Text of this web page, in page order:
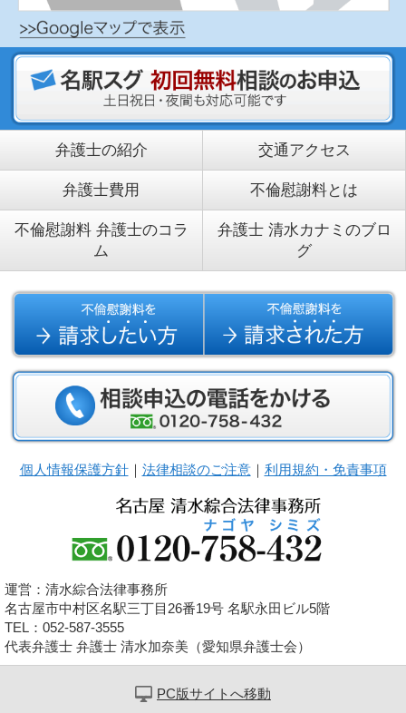
弁護士の紹介 交通アクセス
弁護士費用 不倫慰謝料とは
不倫慰謝料 弁護士のコラ
ム
弁護士 清水カナミのブロ
グ
個人情報保護方針｜ 法律相談のご注意｜ 利用規約・免責事項
運営：清水綜合法律事務所
名古屋市中村区名駅三丁目26番19号 名駅永田ビル5階
TEL：052-587-3555
代表弁護士 弁護士 清水加奈美（愛知県弁護士会）
PC版サイトへ移動